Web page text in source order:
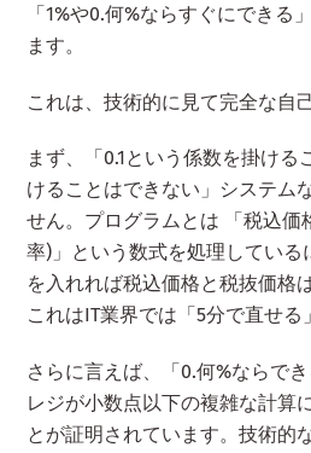
「1%や0.何%ならすぐにできる
ます。
これは、技術的に見て完全な自
まず、「0.1という係数を掛け
けることはできない」システム
せん。プログラムとは 「税込価
率)」という数式を処理している
を入れれば税込価格と税抜価格
これはIT業界では「5分で直せる
さらに言えば、「0.何%ならで
レジが小数点以下の複雑な計算
とが証明されています。技術的